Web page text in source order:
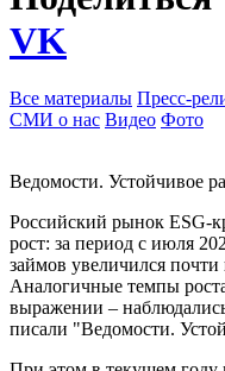
VK
Все материалы Пресс-
СМИ о нас Видео Фото
Ведомости. Устойчивое
Российский рынок ESG-
рост: за период с июля
займов увеличился
Аналогичные темпы
выражении –
писали "Ведомости.